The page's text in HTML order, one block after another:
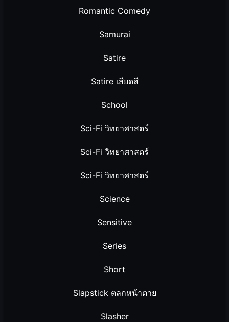
Romantic Comedy
Samurai
Satire
Satire เสียดสี
School
Sci-Fi วิทยาศาสตร์
Sci-Fi วิทยาศาสตร์
Sci-Fi วิทยาศาสตร์
Science
Sensitive
Series
Short
Slapstick ตลกหน้าตาย
Slasher